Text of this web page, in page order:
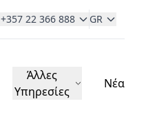
+357 22 366 888 GR
Άλλες
Υπηρεσίες
Νέα